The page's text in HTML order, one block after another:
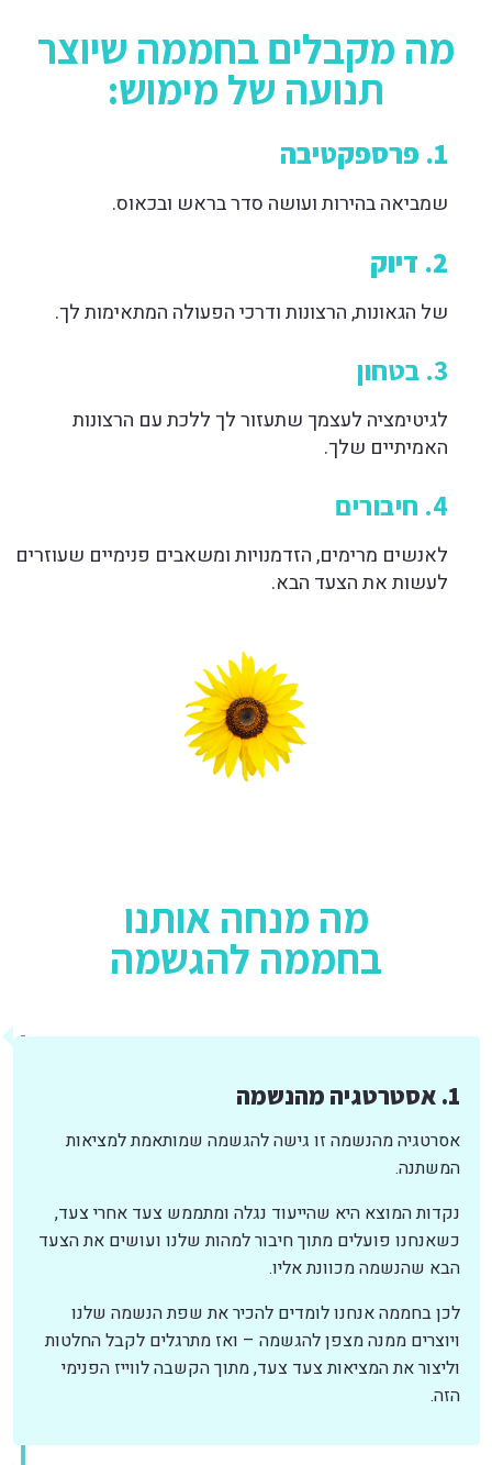
מה מקבלים בחממה שיוצר
תנועה של מימוש:
שמביאה בהירות ועושה סדר בראש ובכאוס.
2. דיוק
של הגאונות, הרצונות ודרכי הפעולה המתאימות לך.
לגיטימציה לעצמך שתעזור לך ללכת עם הרצונות
האמיתיים שלך.
4. חיבורים
לאנשים מרימים, הזדמנויות ומשאבים פנימיים שעוזרים
לעשות את הצעד הבא.
מה מנחה אותנו
בחממה להגשמה
אסרטגיה מהנשמה זו גישה להגשמה שמותאמת למציאות
המשתנה.
נקדות המוצא היא שהייעוד נגלה ומתממש צעד אחרי צעד,
כשאנחנו פועלים מתוך חיבור למהות שלנו ועושים את הצעד
הבא שהנשמה מכוונת אליו.
לכן בחממה אנחנו לומדים להכיר את שפת הנשמה שלנו
ויוצרים ממנה מצפן להגשמה – ואז מתרגלים לקבל החלטות
וליצור את המציאות צעד צעד, מתוך הקשבה לווייז הפנימי
הזה.